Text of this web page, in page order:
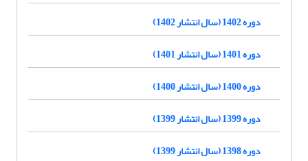
دوره 1402 (سال انتشار 1402)
دوره 1401 (سال انتشار 1401)
دوره 1400 (سال انتشار 1400)
دوره 1399 (سال انتشار 1399)
دوره 1398 (سال انتشار 1399)